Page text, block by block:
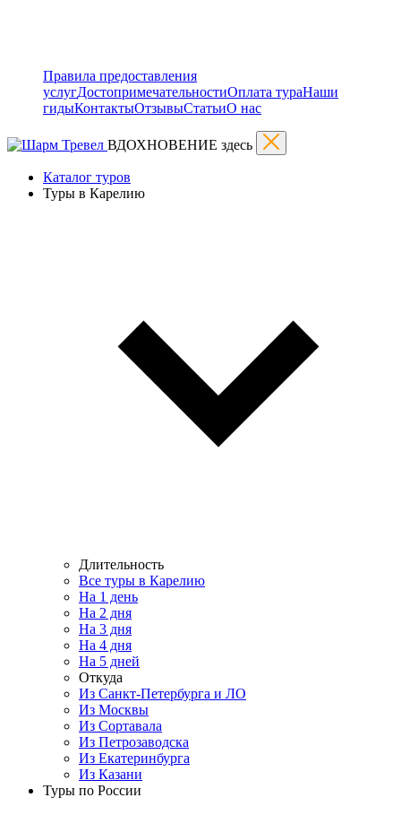
Правила предоставления
услугДостопримечательностиОплата тураНаши
гидыКонтактыОтзывыСтатьиО нас
ВДОХНОВЕНИЕ здесь
Каталог туров
Туры в Карелию
Длительность
Все туры в Карелию
На 1 день
На 2 дня
На 3 дня
На 4 дня
На 5 дней
Откуда
Из Санкт-Петербурга и ЛО
Из Москвы
Из Сортавала
Из Петрозаводска
Из Екатеринбурга
Из Казани
Туры по России